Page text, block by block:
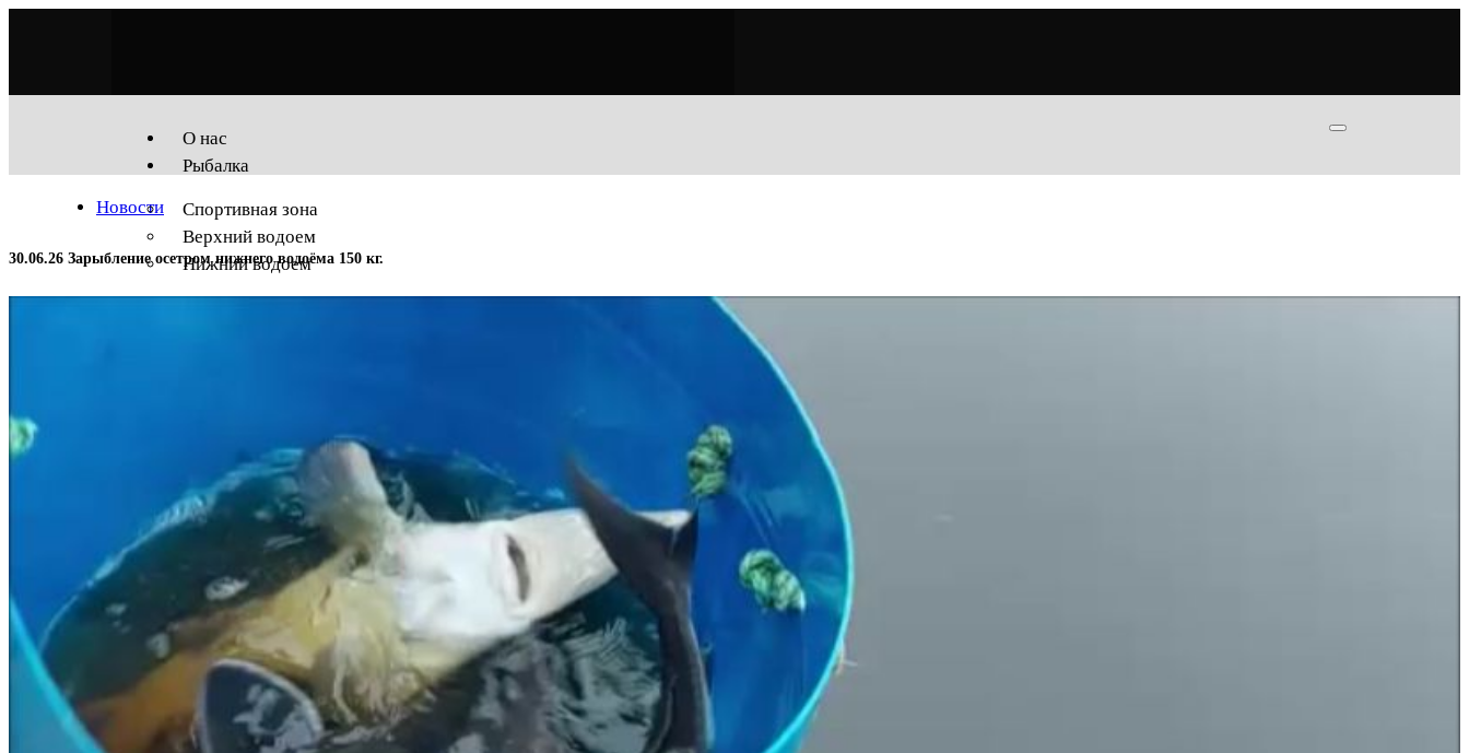
О нас
Рыбалка
Спортивная зона
Верхний водоем
Нижний водоем
Магазин
Правила ловли
Цены и время
Карта водоема
Новости
Контакты
X
Новости
30.06.26 Зарыбление осетром нижнего водоёма 150 кг.